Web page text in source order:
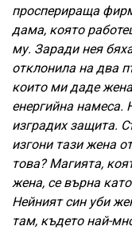
просперираща
дама, която
му. Заради нея
отклонила на два
които ми даде
енергийна намеса.
изградих защита.
изгони тази жена
това? Магията,
жена, се върна
Нейният син уби
там, където най-